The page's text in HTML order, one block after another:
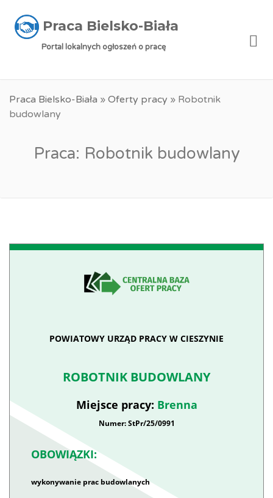
Praca Bielsko-Biała
Portal lokalnych ogłoszeń o pracę
Praca Bielsko-Biała » Oferty pracy » Robotnik
budowlany
Praca: Robotnik budowlany
POWIATOWY URZĄD PRACY W CIESZYNIE
ROBOTNIK BUDOWLANY
Miejsce pracy: Brenna
Numer: StPr/25/0991
OBOWIĄZKI:
wykonywanie prac budowlanych